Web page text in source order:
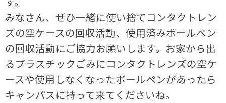
みなさん、ぜひ一緒に使い捨てコンタクトレン
ズの空ケースの回収活動、使用済みボールペン
の回収活動にご協力お願いします。お家から出
るプラスチックごみにコンタクトレンズの空ケ
ースや使用しなくなったボールペンがあったら
キャンパスに持って来てくださいね。